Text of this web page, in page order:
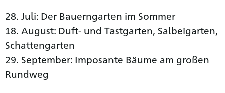
28. Juli: Der Bauerngarten im Sommer
18. August: Duft- und Tastgarten, Salbeigarten,
Schattengarten
29. September: Imposante Bäume am großen
Rundweg